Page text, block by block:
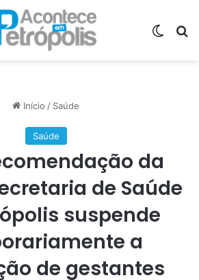
Início / Saúde
Saúde
da
de Saúde
suspende
a
de gestantes